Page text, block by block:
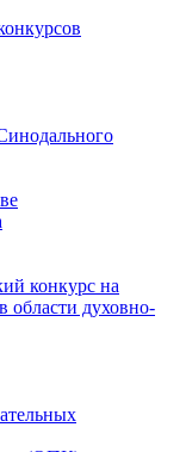
конкурс на
области духовно-